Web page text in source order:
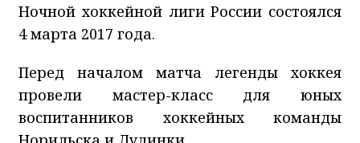
Ночной хоккейной лиги России состоялся
4 марта 2017 года.
Перед началом матча легенды хоккея
провели мастер-класс для юных
воспитанников хоккейных команды